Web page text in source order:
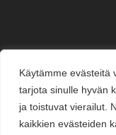
Käytämme evästeitä
tarjota sinulle hyvän
ja toistuvat vierailut.
kaikkien evästeiden
KESÄJUHLAT